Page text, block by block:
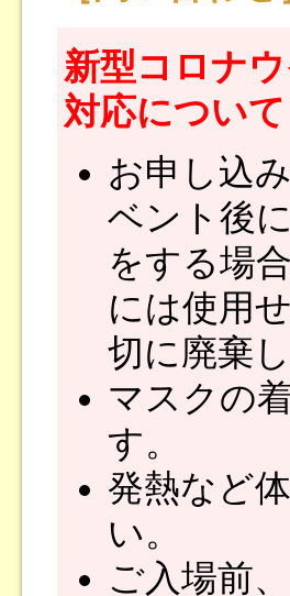
新型コロナ
対応について
お申し込
ベント後
をする場
には使用
切に廃棄し
マスクの
す。
発熱など
い。
ご入場前